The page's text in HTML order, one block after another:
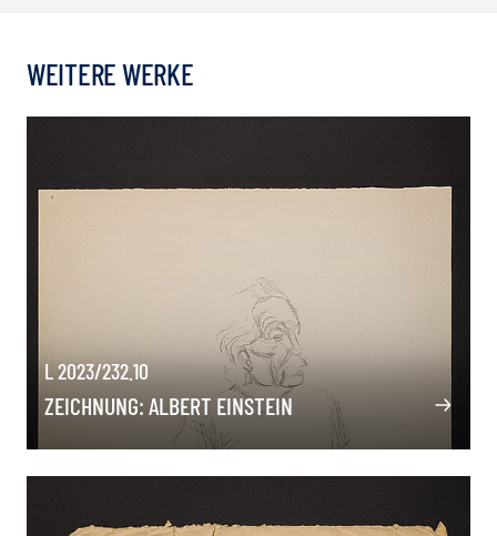
WEITERE WERKE
L 2023/232.10
ZEICHNUNG: ALBERT EINSTEIN